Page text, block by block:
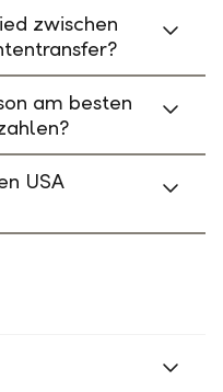
zwischen
am besten
USA